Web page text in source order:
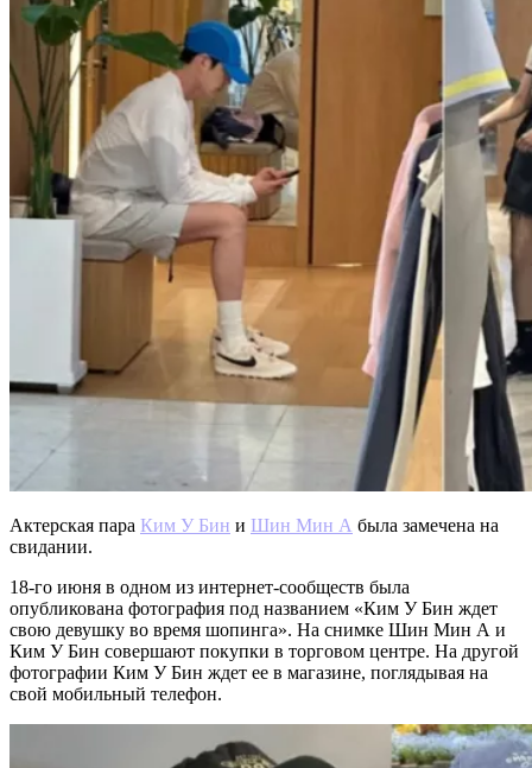
Актерская пара Ким У Бин и Шин Мин А была замечена на
свидании.
18-го июня в одном из интернет-сообществ была
опубликована фотография под названием «Ким У Бин ждет
свою девушку во время шопинга». На снимке Шин Мин А и
Ким У Бин совершают покупки в торговом центре. На другой
фотографии Ким У Бин ждет ее в магазине, поглядывая на
свой мобильный телефон.